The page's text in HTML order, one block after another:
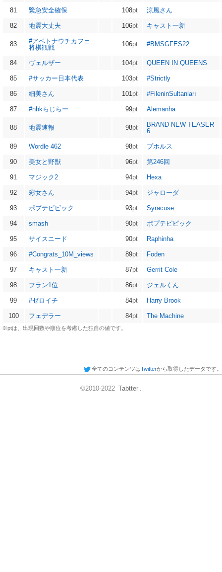
81 緊急安全確保 108pt 涼風さん
82 地震大丈夫 106pt キャスト一新
83
#アベトナウチカフェ
将棋観戦
106pt #BMSGFES22
84 ヴェルザー 104pt QUEEN IN QUEENS
85 #サッカー日本代表 103pt #Strictly
86 細美さん 101pt #FileninSultanları
87 #nhkらじらー 99pt Alemanha
88 地震速報 98pt
BRAND NEW TEASER
6
89 Wordle 462 98pt プホルス
90 美女と野獣 96pt 第246回
91 マジック2 94pt Hexa
92 彩女さん 94pt ジャローダ
93 ポプテピピック 93pt Syracuse
94 smash 90pt ポプテピピック
95 サイスニード 90pt Raphinha
96 #Congrats_10M_views 89pt Foden
97 キャスト一新 87pt Gerrit Cole
98 フラン1位 86pt ジェルくん
99 #ゼロイチ 84pt Harry Brook
100 フェデラー 84pt The Machine
※ptは、出現回数や順位を考慮した独自の値です。
全てのコンテンツはTwitterから取得したデータです。
©2010-2022 Tabtter .